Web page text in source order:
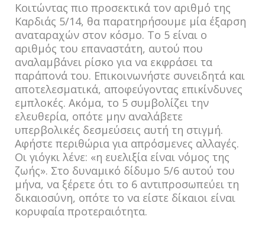
Κοιτώντας πιο προσεκτικά τον αριθμό της
Καρδιάς 5/14, θα παρατηρήσουμε μία έξαρση
αναταραχών στον κόσμο. Το 5 είναι ο
αριθμός του επαναστάτη, αυτού που
αναλαμβάνει ρίσκο για να εκφράσει τα
παράπονά του. Επικοινωνήστε συνειδητά και
αποτελεσματικά, αποφεύγοντας επικίνδυνες
εμπλοκές. Ακόμα, το 5 συμβολίζει την
ελευθερία, οπότε μην αναλάβετε
υπερβολικές δεσμεύσεις αυτή τη στιγμή.
Αφήστε περιθώρια για απρόσμενες αλλαγές.
Οι γιόγκι λένε: «η ευελιξία είναι νόμος της
ζωής». Στο δυναμικό δίδυμο 5/6 αυτού του
μήνα, να ξέρετε ότι το 6 αντιπροσωπεύει τη
δικαιοσύνη, οπότε το να είστε δίκαιοι είναι
κορυφαία προτεραιότητα.